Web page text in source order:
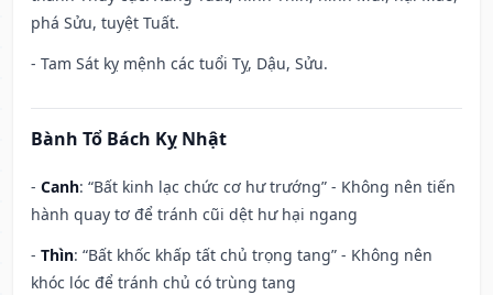
phá Sửu, tuyệt Tuất.
- Tam Sát kỵ mệnh các tuổi Tỵ, Dậu, Sửu.
Bành Tổ Bách Kỵ Nhật
- Canh: “Bất kinh lạc chức cơ hư trướng” - Không nên tiến
hành quay tơ để tránh cũi dệt hư hại ngang
- Thìn: “Bất khốc khấp tất chủ trọng tang” - Không nên
khóc lóc để tránh chủ có trùng tang